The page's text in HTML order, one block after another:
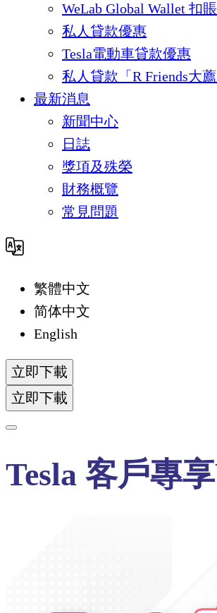
WeLab Global Wallet 扣
私人貸款優惠
Tesla電動車貸款優惠
私人貸款「R Friends大
最新消息
新聞中心
日誌
獎項及殊榮
財務概覽
常見問題
繁體中文
简体中文
English
立即下載
立即下載
Tesla 客戶專